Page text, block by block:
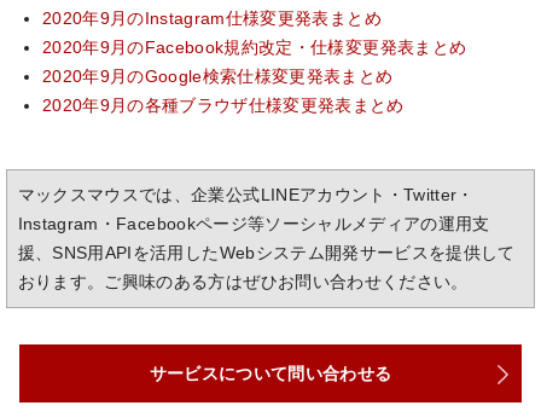
2020年9月のInstagram仕様変更発表まとめ
2020年9月のFacebook規約改定・仕様変更発表まとめ
2020年9月のGoogle検索仕様変更発表まとめ
2020年9月の各種ブラウザ仕様変更発表まとめ
マックスマウスでは、企業公式LINEアカウント・Twitter・
Instagram・Facebookページ等ソーシャルメディアの運用支
援、SNS用APIを活用したWebシステム開発サービスを提供して
おります。ご興味のある方はぜひお問い合わせください。
サービスについて問い合わせる